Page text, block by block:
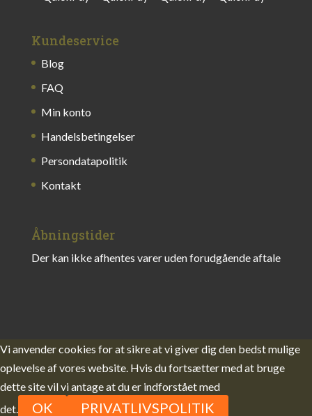
Kundeservice
Blog
FAQ
Min konto
Handelsbetingelser
Persondatapolitik
Kontakt
Åbningstider
Der kan ikke afhentes varer uden forudgående aftale
Vi anvender cookies for at sikre at vi giver dig den bedst mulige
oplevelse af vores website. Hvis du fortsætter med at bruge
dette site vil vi antage at du er indforstået med
det.
OK PRIVATLIVSPOLITIK